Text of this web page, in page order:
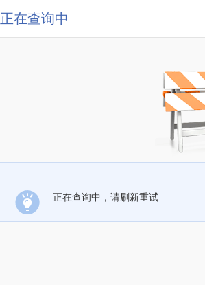
正在查询中
正在查询中，请刷新重试